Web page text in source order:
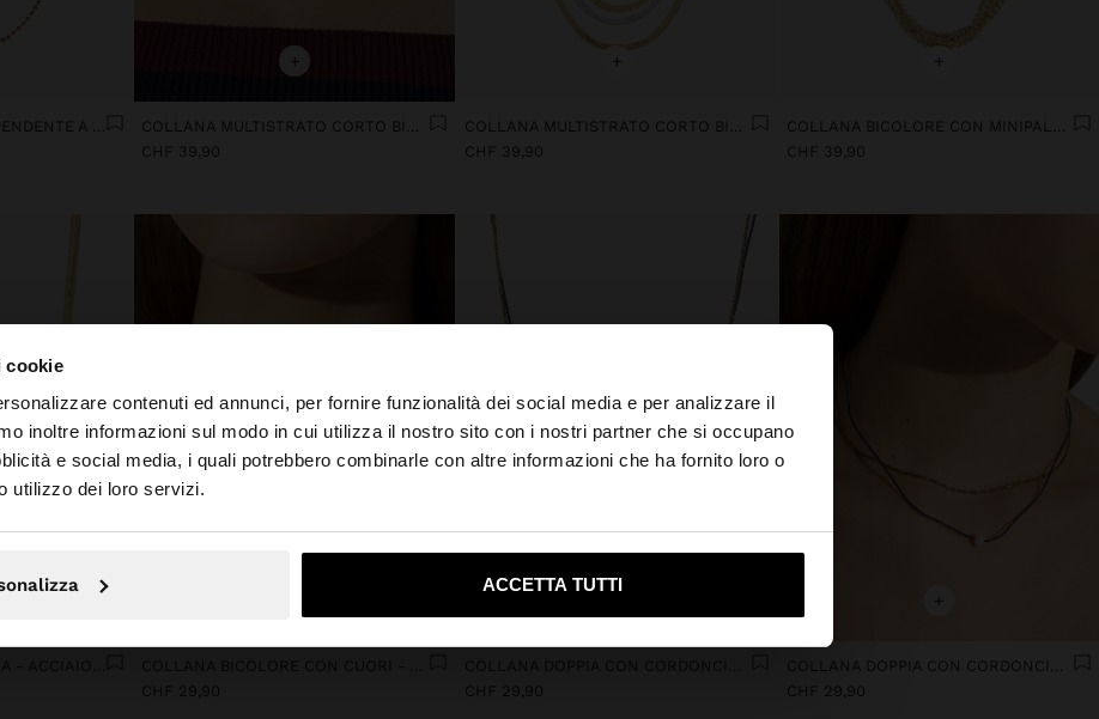
cookie
contenuti ed annunci, per fornire funzionalità dei social media e per analizzare il
inoltre informazioni sul modo in cui utilizza il nostro sito con i nostri partner che si occupano
e social media, i quali potrebbero combinarle con altre informazioni che ha fornito loro o
utilizzo dei loro servizi.
ACCETTA TUTTI
×
sito da Svizzera. Vuoi navigare sul nostro sito United States?
No, resta in Svizzera Sì, portami su United States
+
CHF 39,90
+
CHF 39,90
+
CHF 39,90
CHF 29,90
CHF 29,90
+
COLLANA DOPPIA CON CORDONCINO E PERLA D'ACQUA DOLCE - ACCIAIO INOSSIDABILE
CHF 29,90